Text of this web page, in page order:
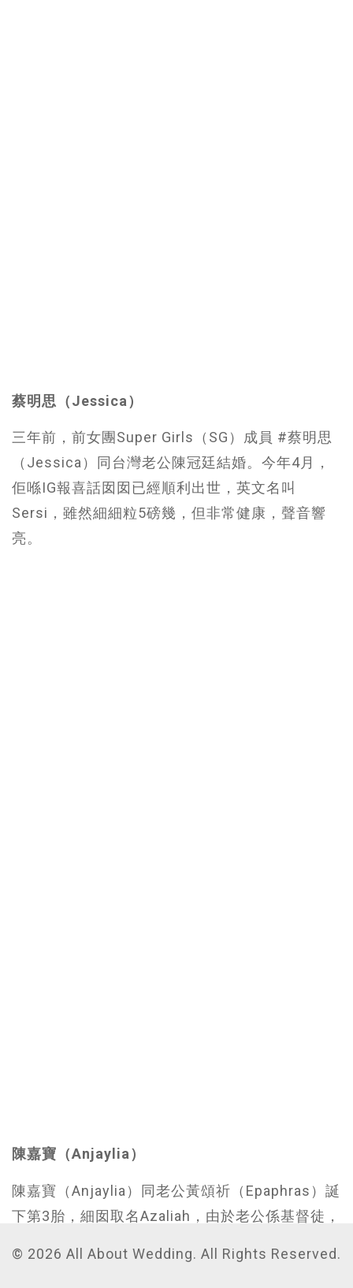
蔡明思（Jessica）
三年前，前女團Super Girls（SG）成員 #蔡明思
（Jessica）同台灣老公陳冠廷結婚。今年4月，
佢喺IG報喜話囡囡已經順利出世，英文名叫
Sersi，雖然細細粒5磅幾，但非常健康，聲音響
亮。
陳嘉寶（Anjaylia）
陳嘉寶（Anjaylia）同老公黃頌祈（Epaphras）誕
下第3胎，細囡取名Azaliah，由於老公係基督徒，
期本來喺去年年尾，但B女留到今個月初先出世，
© 2026 All About Wedding. All Rights Reserved.